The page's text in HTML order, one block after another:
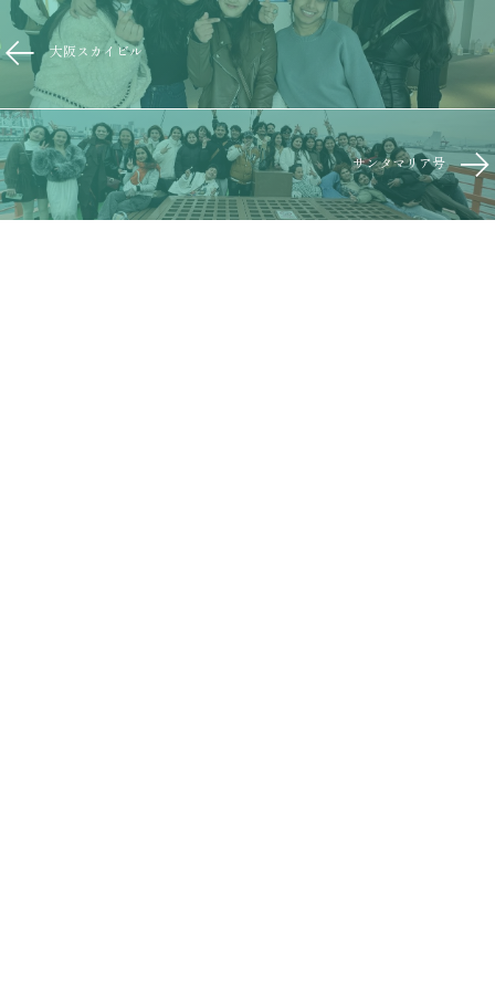
大阪スカイビル
サンタマリア号